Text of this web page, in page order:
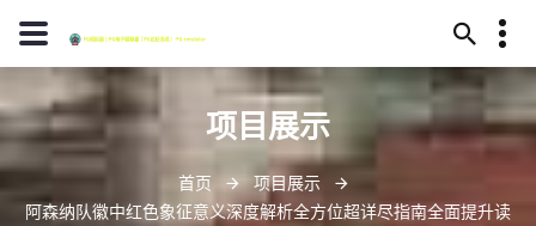
13594780517
芜湖市姻浆区204号
distinguishing@att.net
项目展示
首页
项目展示
阿森纳队徽中红色象征意义深度解析全方位超详尽指南全面提升读